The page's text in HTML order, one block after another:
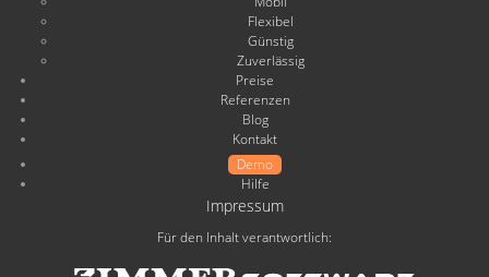
Flexibel
Günstig
Zuverlässig
Preise
Referenzen
Blog
Kontakt
Demo
Hilfe
Impressum
Für den Inhalt verantwortlich: